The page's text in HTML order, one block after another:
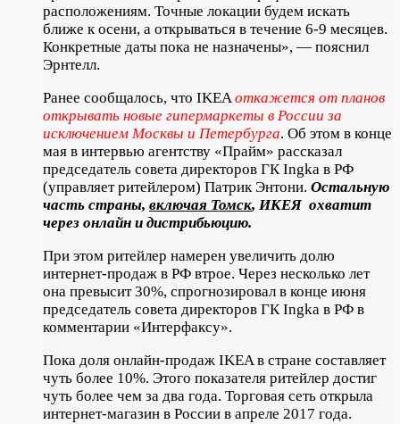
расположениям. Точные локации будем искать
ближе к осени, а открываться в течение 6-9 месяцев.
Конкретные даты пока не назначены», — пояснил
Эрнтелл.
Ранее сообщалось, что IKEAоткажется от планов
открывать новые гипермаркеты в России за
исключением Москвы и Петербурга. Об этом в конце
мая в интервью агентству «Прайм» рассказал
председатель совета директоров ГК Ingka в РФ
(управляет ритейлером) Патрик Энтони. Остальную
часть страны, включая Томск, ИКЕЯ охватит
через онлайн и дистрибьюцию.
При этом ритейлер намерен увеличить долю
интернет-продаж в РФ втрое. Через несколько лет
она превысит 30%, спрогнозировал в конце июня
председатель совета директоров ГК Ingka в РФ в
комментарии «Интерфаксу».
Пока доля онлайн-продаж IKEA в стране составляет
чуть более 10%. Этого показателя ритейлер достиг
чуть более чем за два года. Торговая сеть открыла
интернет-магазин в России в апреле 2017 года.